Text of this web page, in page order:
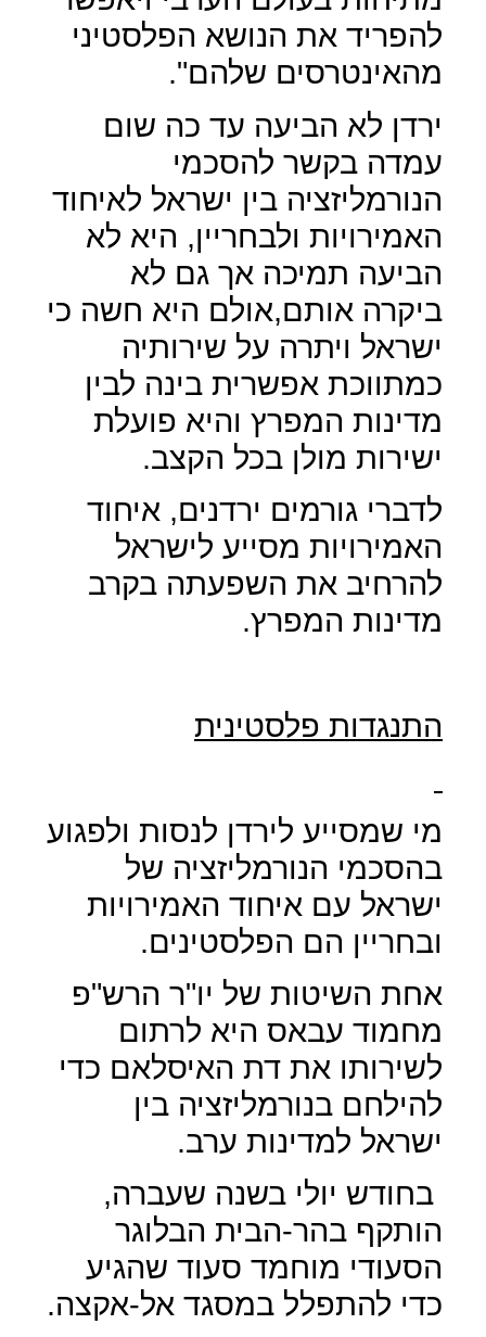
להפריד את הנושא הפלסטיני
מהאינטרסים שלהם".
ירדן לא הביעה עד כה שום
עמדה בקשר להסכמי
הנורמליזציה בין ישראל לאיחוד
האמירויות ולבחריין, היא לא
הביעה תמיכה אך גם לא
ביקרה אותם,אולם היא חשה כי
ישראל ויתרה על שירותיה
כמתווכת אפשרית בינה לבין
מדינות המפרץ והיא פועלת
ישירות מולן בכל הקצב.
לדברי גורמים ירדנים, איחוד
האמירויות מסייע לישראל
להרחיב את השפעתה בקרב
מדינות המפרץ.
התנגדות פלסטינית
מי שמסייע לירדן לנסות ולפגוע
בהסכמי הנורמליזציה של
ישראל עם איחוד האמירויות
ובחריין הם הפלסטינים.
אחת השיטות של יו"ר הרש"פ
מחמוד עבאס היא לרתום
לשירותו את דת האיסלאם כדי
להילחם בנורמליזציה בין
ישראל למדינות ערב.
בחודש יולי בשנה שעברה,
הותקף בהר-הבית הבלוגר
הסעודי מוחמד סעוד שהגיע
כדי להתפלל במסגד אל-אקצה.